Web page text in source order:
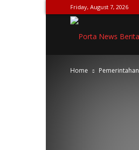
Friday, August 7, 2026
Home Pemerintahan